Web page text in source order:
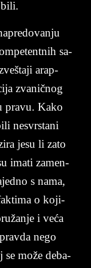
sa­
arap­
zva­ničnog
pra­vu. Kako
ne­svr­sta­ni
jesu li zato
ima­ti za­men­
s nama,
o ko­ji­
i veća
nego
se može de­ba­